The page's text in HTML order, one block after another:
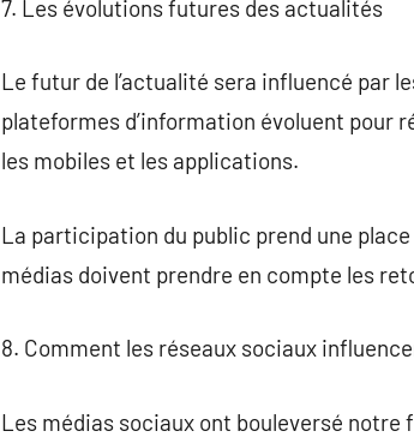
7. Les évolutions futures des actualités
Le futur de l’actualité sera influencé par
plateformes d’information évoluent pour
les mobiles et les applications.
La participation du public prend une
médias doivent prendre en compte les
8. Comment les réseaux sociaux
Les médias sociaux ont bouleversé notre